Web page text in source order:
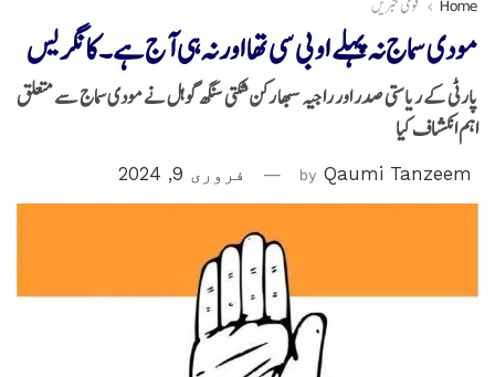
Home قومی خبریں
مودی سماج نہ پہلے او بی سی تھا اور نہ ہی آج ہے۔کانگریس
پارٹی کے ریاستی صدر اور راجیہ سبھا رکن شکتی سنگھ گوہل نے مودی سماج سے متعلق
اہم انکشاف کیا
by Qaumi Tanzeem فروری 9, 2024